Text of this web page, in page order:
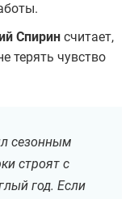
Спирин считает,
терять чувство
сезонным
строят с
год. Если